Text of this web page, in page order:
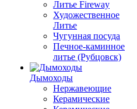
Литье Fireway
Художественное
Литье
Чугунная посуда
Печное-каминное
литье (Рубцовск)
Дымоходы
Нержавеющие
Керамические